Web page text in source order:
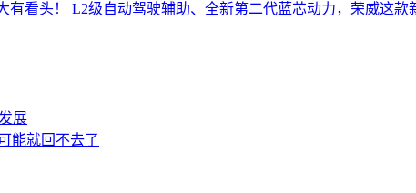
L2级自动驾驶辅助、全新第二代蓝芯动力，荣威这款
展
能就回不去了